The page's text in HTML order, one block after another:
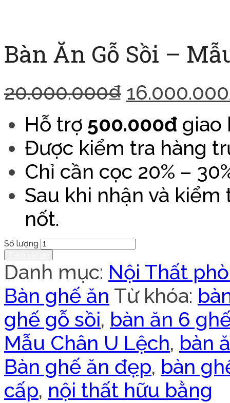
Bàn Ăn Gỗ Sồi –
20.000.000₫ 16.000.000
Hỗ trợ 500.000đ giao
Được kiểm tra hàng
Chỉ cần cọc 20% –
Sau khi nhận và
nốt.
Số lượng
Danh mục: Nội Thất
Bàn ghế ăn Từ khóa:
ghế gỗ sồi, bàn ăn 6
Mẫu Chân U Lệch, bàn
Bàn ghế ăn đẹp, bàn
cấp, nội thất hữu bằng